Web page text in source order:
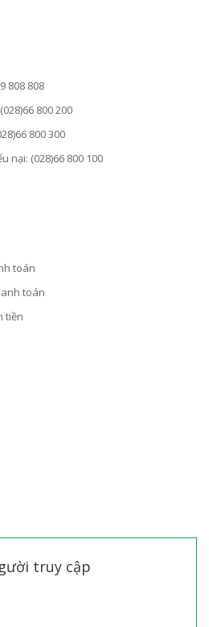
808 808
800 200
800 300
nại: (028)66 800 100
toán
toán
tiền
truy cập